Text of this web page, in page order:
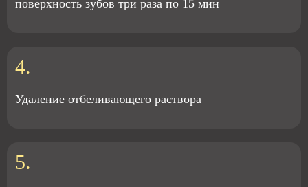
поверхность зубов три раза по 15 мин
4.
Удаление отбеливающего раствора
5.